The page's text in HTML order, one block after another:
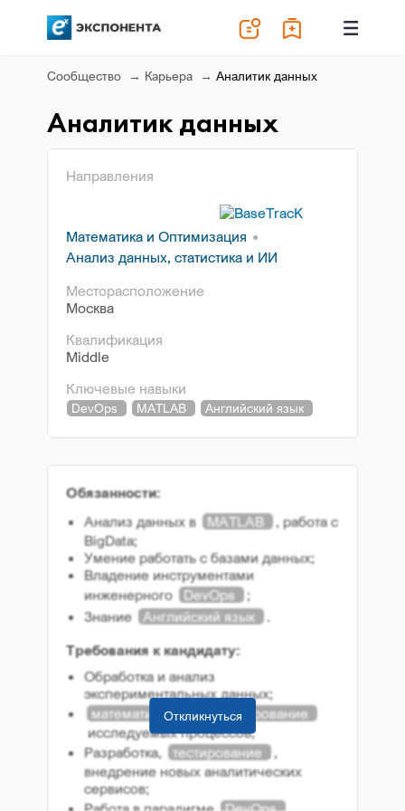
Сообщество Карьера Аналитик данных
Аналитик данных
Направления
Математика и Оптимизация
Анализ данных, статистика и ИИ
Месторасположение
Москва
Квалификация
Middle
Ключевые навыки
DevOps MATLAB Английский язык
Обязанности:
Анализ данных в
MATLAB
, работа с
BigData;
Умение работать с базами данных;
Владение инструментами
инженерного
DevOps
;
Знание Английский язык
.
Требования к кандидату:
Обработка и анализ
экспериментальных данных;
математическое моделирование
исследуемых процессов;
Разработка,
тестирование
,
внедрение новых аналитических
сервисов;
Откликнуться